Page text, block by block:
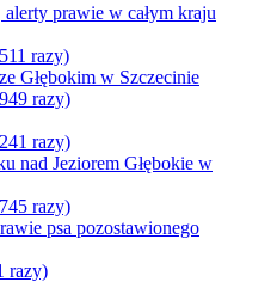
prawie w całym kraju
razy)
Głębokim w Szczecinie
razy)
razy)
nad Jeziorem Głębokie w
razy)
psa pozostawionego
razy)